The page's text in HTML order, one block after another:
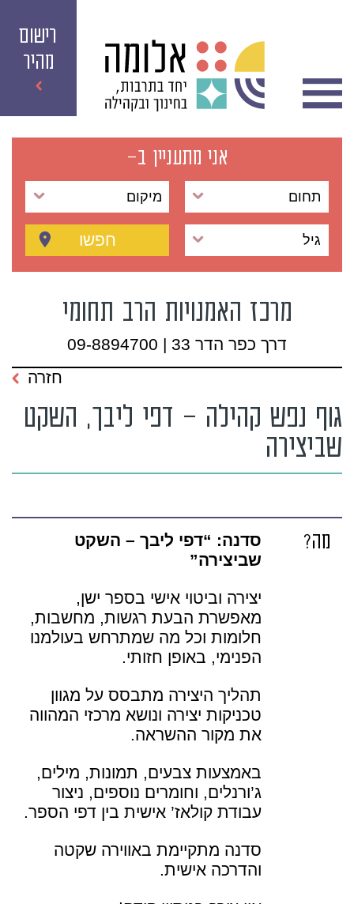
רישום
מהיר
אני מתעניין ב-
תחום מיקום
גיל חפשו
מרכז האמנויות הרב תחומי
דרך כפר הדר 33 | 09-8894700
גוף נפש קהילה – דפי ליבך, השקט
שביצירה
חזרה
מה?
סדנה: “דפי ליבך – השקט
שביצירה”
יצירה וביטוי אישי בספר ישן,
מאפשרת הבעת רגשות, מחשבות,
חלומות וכל מה שמתרחש בעולמנו
הפנימי, באופן חזותי.
תהליך היצירה מתבסס על מגוון
טכניקות יצירה ונושא מרכזי המהווה
את מקור ההשראה.
באמצעות צבעים, תמונות, מילים,
ג’ורנלים, וחומרים נוספים, ניצור
עבודת קולאז’ אישית בין דפי הספר.
סדנה מתקיימת באווירה שקטה
והדרכה אישית.